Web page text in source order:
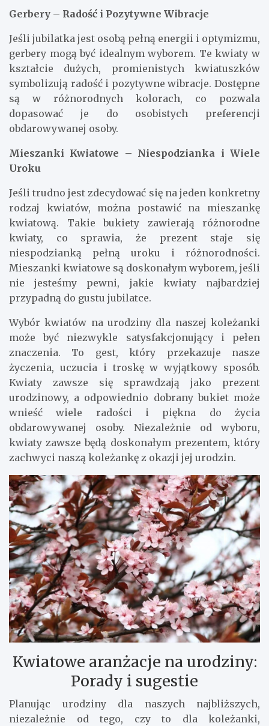
Gerbery – Radość i Pozytywne Wibracje
Jeśli jubilatka jest osobą pełną energii i optymizmu,
gerbery mogą być idealnym wyborem. Te kwiaty w
kształcie dużych, promienistych kwiatuszków
symbolizują radość i pozytywne wibracje. Dostępne
są w różnorodnych kolorach, co pozwala
dopasować je do osobistych preferencji
obdarowywanej osoby.
Mieszanki Kwiatowe – Niespodzianka i Wiele
Uroku
Jeśli trudno jest zdecydować się na jeden konkretny
rodzaj kwiatów, można postawić na mieszankę
kwiatową. Takie bukiety zawierają różnorodne
kwiaty, co sprawia, że prezent staje się
niespodzianką pełną uroku i różnorodności.
Mieszanki kwiatowe są doskonałym wyborem, jeśli
nie jesteśmy pewni, jakie kwiaty najbardziej
przypadną do gustu jubilatce.
Wybór kwiatów na urodziny dla naszej koleżanki
może być niezwykle satysfakcjonujący i pełen
znaczenia. To gest, który przekazuje nasze
życzenia, uczucia i troskę w wyjątkowy sposób.
Kwiaty zawsze się sprawdzają jako prezent
urodzinowy, a odpowiednio dobrany bukiet może
wnieść wiele radości i piękna do życia
obdarowywanej osoby. Niezależnie od wyboru,
kwiaty zawsze będą doskonałym prezentem, który
zachwyci naszą koleżankę z okazji jej urodzin.
Kwiatowe aranżacje na urodziny:
Porady i sugestie
Planując urodziny dla naszych najbliższych,
niezależnie od tego, czy to dla koleżanki,